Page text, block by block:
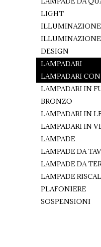
LIGHT
ILLUMINAZIONE
DESIGN
LAMPADARI
LAMPADARI
LAMPADARI IN
BRONZO
LAMPADARI IN
LAMPADARI IN
LAMPADE
LAMPADE DA
LAMPADE DA
LAMPADE
PLAFONIERE
SOSPENSIONI